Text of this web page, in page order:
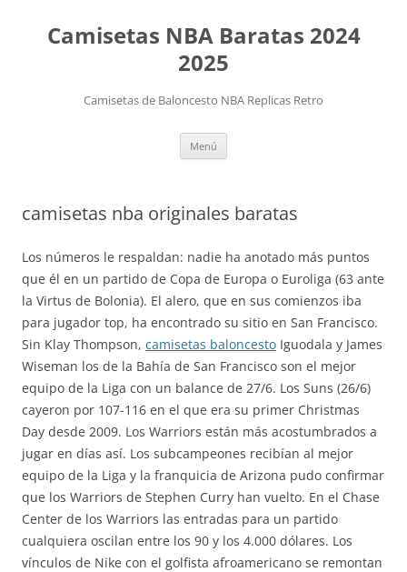
Camisetas NBA Baratas 2024
2025
Camisetas de Baloncesto NBA Replicas Retro
Menú
camisetas nba originales baratas
Los números le respaldan: nadie ha anotado más puntos
que él en un partido de Copa de Europa o Euroliga (63 ante
la Virtus de Bolonia). El alero, que en sus comienzos iba
para jugador top, ha encontrado su sitio en San Francisco.
Sin Klay Thompson, camisetas baloncesto Iguodala y James
Wiseman los de la Bahía de San Francisco son el mejor
equipo de la Liga con un balance de 27/6. Los Suns (26/6)
cayeron por 107-116 en el que era su primer Christmas
Day desde 2009. Los Warriors están más acostumbrados a
jugar en días así. Los subcampeones recibían al mejor
equipo de la Liga y la franquicia de Arizona pudo confirmar
que los Warriors de Stephen Curry han vuelto. En el Chase
Center de los Warriors las entradas para un partido
cualquiera oscilan entre los 90 y los 4.000 dólares. Los
vínculos de Nike con el golfista afroamericano se remontan